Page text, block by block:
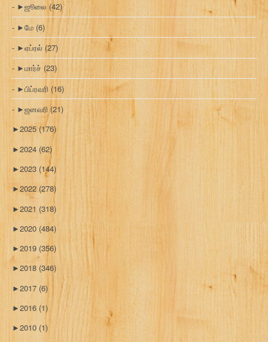
►ஜூலை (42)
►மே (6)
►ஏப்ரல் (27)
►மார்ச் (23)
►பிப்ரவரி (16)
►ஜனவரி (21)
►2025 (176)
►2024 (62)
►2023 (144)
►2022 (278)
►2021 (318)
►2020 (484)
►2019 (356)
►2018 (346)
►2017 (6)
►2016 (1)
►2010 (1)